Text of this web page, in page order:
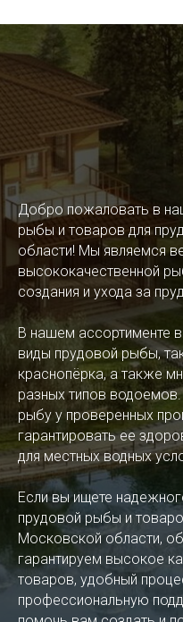
Добро пожаловать в
рыбы и товаров для
области! Мы являемся
высококачественной
создания и ухода за
В нашем ассортименте
виды прудовой рыбы,
краснопёрка, а также
разных типов
рыбу у проверенных
гарантировать ее
для местных водных
Если вы ищете
прудовой рыбы и
Московской области,
гарантируем высокое
товаров, удобный
профессиональную